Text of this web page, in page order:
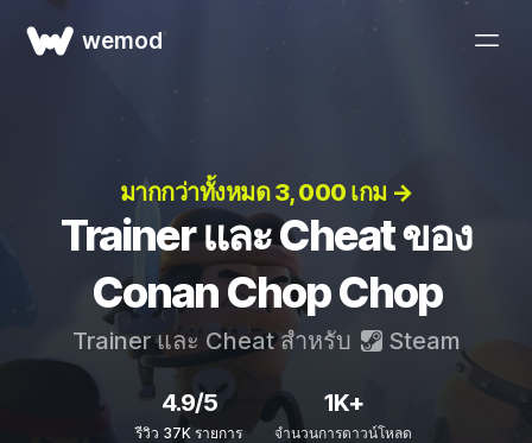
wemod
มากกว่าทั้งหมด 3, 000 เกม →
Trainer และ Cheat ของ
Conan Chop Chop
Trainer และ Cheat สำหรับ Steam
4.9/5
รีวิว 37K รายการ
1K+
จำนวนการดาวน์โหลด